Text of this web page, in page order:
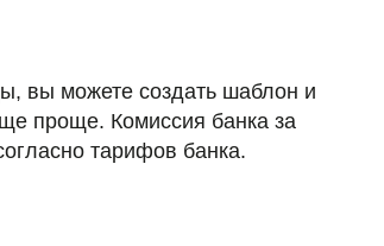
вы можете создать шаблон и
проще. Комиссия банка за
тарифов банка.